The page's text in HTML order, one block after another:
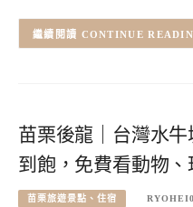
CONTINUE
苗栗後龍｜台灣水
到飽，免費看動物
苗栗旅遊景點、住宿